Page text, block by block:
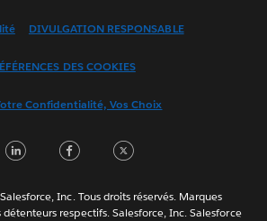
Français (Canada)
한국어
Português
ไทย
DIVULGATION RESPONSABLE
DES COOKIES
Confidentialité, Vos Choix
LinkedInFacebook
Inc. Tous droits réservés. Marques
respectifs. Salesforce, Inc. Salesforce